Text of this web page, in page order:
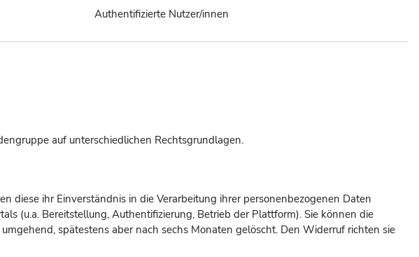
Authentifizierte Nutzer/innen
auf unterschiedlichen Rechtsgrundlagen.
diese ihr Einverständnis in die Verarbeitung ihrer personenbezogenen Daten
(u.a. Bereitstellung, Authentifizierung, Betrieb der Plattform). Sie können die
spätestens aber nach sechs Monaten gelöscht. Den Widerruf richten sie